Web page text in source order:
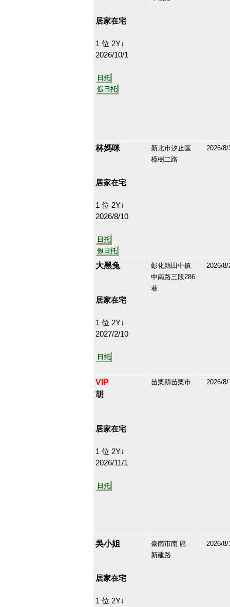
居家在宅
1 位 2Y↓
2026/10/1
日托
假日托
林媽咪
居家在宅
1 位 2Y↓
2026/8/10
日托
假日托
新北市汐止區
樟樹二路
2026/8/
大黑兔
居家在宅
1 位 2Y↓
2027/2/10
日托
彰化縣田中鎮
中南路三段286
巷
2026/8/
VIP
胡
居家在宅
1 位 2Y↓
2026/11/1
日托
苗栗縣苗栗市 2026/8/
吳小姐
居家在宅
1 位 2Y↓
臺南市南 區
新建路
2026/8/